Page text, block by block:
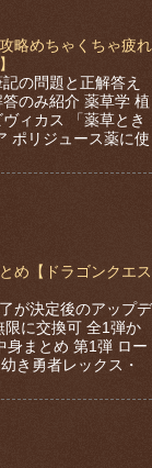
略めちゃくちゃ疲れ
の問題と正解答え
のみ紹介 薬草学 植
ィカス 「薬草とき
ポリジュース薬に使
め【ドラゴンクエス
が決定後のアップデ
に交換可 全1弾か
身まとめ 第1弾 ロー
き勇者レックス・